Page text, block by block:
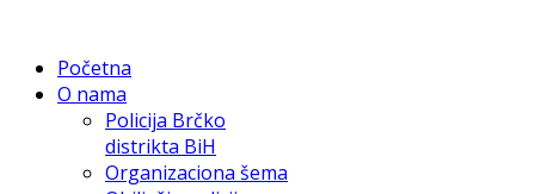
Početna
O nama
Policija Brčko
distrikta BiH
Organizaciona šema